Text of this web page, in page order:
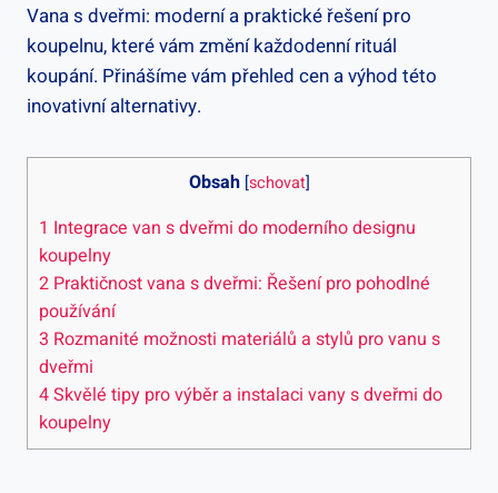
Vana s dveřmi: moderní a praktické řešení pro
koupelnu, které vám změní každodenní rituál
koupání. Přinášíme vám přehled cen a výhod této
inovativní alternativy.
Obsah [schovat]
1 Integrace van s dveřmi do moderního designu
koupelny
2 Praktičnost vana s dveřmi: Řešení pro pohodlné
používání
3 Rozmanité možnosti materiálů a stylů pro vanu s
dveřmi
4Skvělé tipy pro výběr a instalaci vany s dveřmi do
koupelny